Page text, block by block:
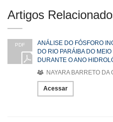
Artigos
PDF
ANÁLISE DO FÓSFORO
DO RIO PARÁIBA DO
DURANTE O ANO
NAYARA BARRETO DA
Acessar